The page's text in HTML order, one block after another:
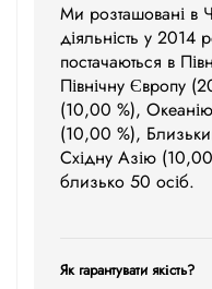
Ми розташовані в
діяльність у 2014
постачаються в
Північну Європу
(10,00 %),
(10,00 %),
Східну Азію
близько 50 осіб.
Як гарантувати якість?